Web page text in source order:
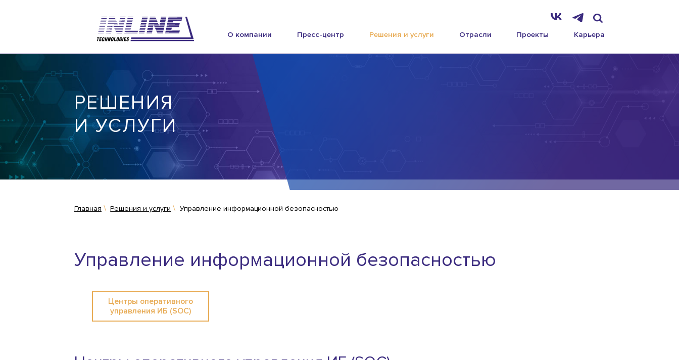
О компании Пресс-центр Решения и услуги Отрасли Проекты Карьера
РЕШЕНИЯ
И УСЛУГИ
Главная Решения и услуги Управление информационной безопасностью
Управление информационной безопасностью
Центры оперативного
управления ИБ (SOC)